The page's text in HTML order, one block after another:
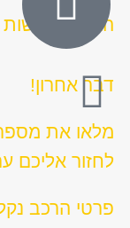
הצהרת נגישות
דבר אחרון!
מלאו את מספר
לחזור אליכם
פרטי הרכב